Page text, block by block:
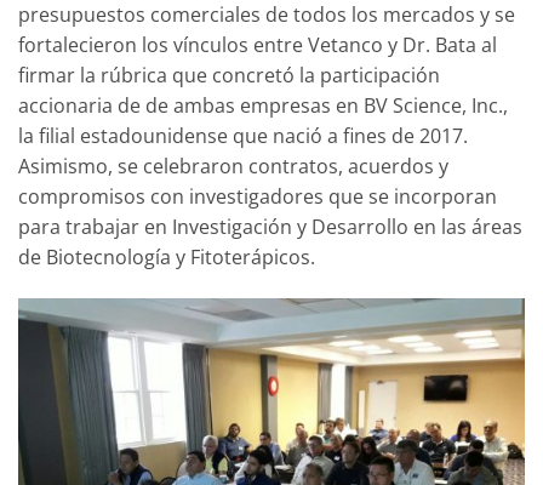
presupuestos comerciales de todos los mercados y se
fortalecieron los vínculos entre Vetanco y Dr. Bata al
firmar la rúbrica que concretó la participación
accionaria de de ambas empresas en BV Science, Inc.,
la filial estadounidense que nació a fines de 2017.
Asimismo, se celebraron contratos, acuerdos y
compromisos con investigadores que se incorporan
para trabajar en Investigación y Desarrollo en las áreas
de Biotecnología y Fitoterápicos.